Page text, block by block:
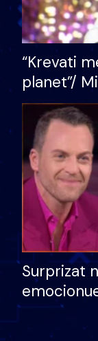
“Krevati
planet”/
bukura në
mungojë
Surprizat
nëna
nuk i